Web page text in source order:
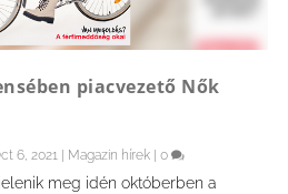
piacvezető Nők
6, 2021 Magazin hírek |0
meg idén októberben a